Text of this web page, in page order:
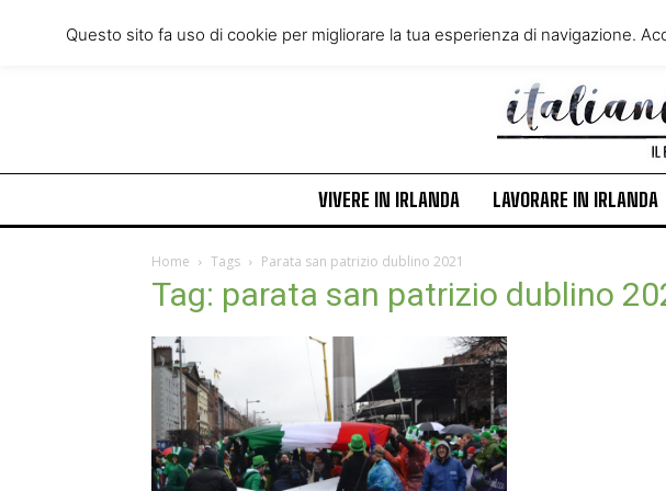
Wednesday, August 5, 2026
VIVERE IN IRLANDA LAVORARE IN IRLANDA
Home Tags Parata san patrizio dublino 2021
Tag: parata san patrizio dublino
Questo sito fa uso di cookie per migliorare la tua esperienza di navigazione.